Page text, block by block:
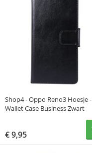
Shop4 - Oppo Reno3 Hoesje -
Wallet Case Business Zwart
€9,95